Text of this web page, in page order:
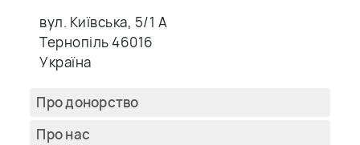
вул. Київська, 5/1 A
Тернопіль 46016
Україна
Про донорство
Про нас